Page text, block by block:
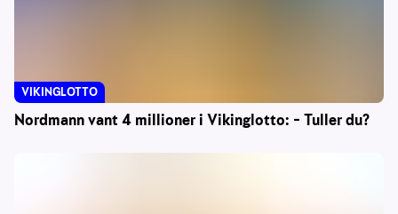
Nordmann vant 4 millioner i Vikinglotto: – Tuller du?
VIKINGLOTTO